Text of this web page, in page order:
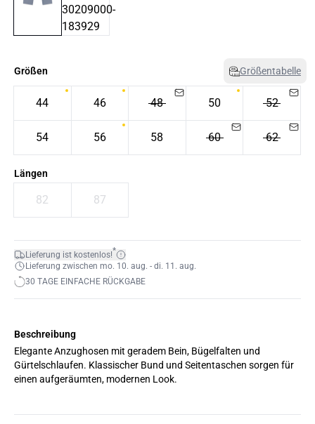
Größen Größentabelle
44 46 48 50 52
54 56 58 60 62
Längen
82 87
Lieferung ist kostenlos!*
Lieferung zwischen mo. 10. aug. - di. 11. aug.
30 TAGE EINFACHE RÜCKGABE
Beschreibung
Elegante Anzughosen mit geradem Bein, Bügelfalten und
Gürtelschlaufen. Klassischer Bund und Seitentaschen sorgen für
einen aufgeräumten, modernen Look.